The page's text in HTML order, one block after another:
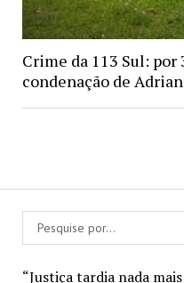
“Justiça tardia nada
Crime da 113 Sul: por
condenação de